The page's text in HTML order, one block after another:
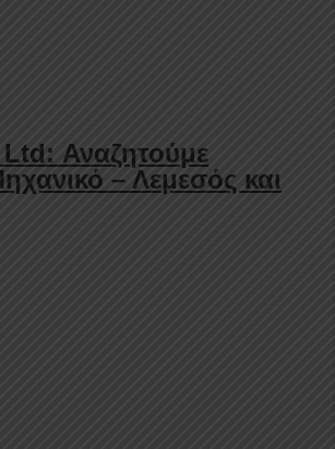
Αναζητούμε
– Λεμεσός και